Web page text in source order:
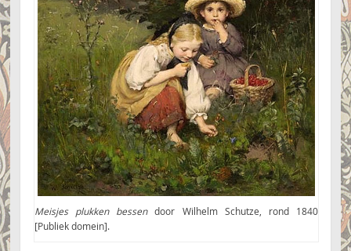
Meisjes plukken bessendoor Wilhelm Schutze, rond 1840
[Publiek domein].